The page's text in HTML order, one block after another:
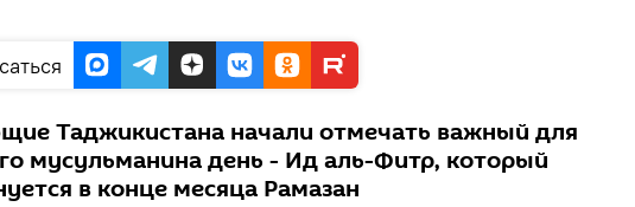
Таджикистана начали отмечать важный для
мусульманина день - Ид аль-Фитр, который
в конце месяца Рамазан